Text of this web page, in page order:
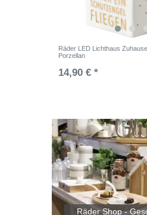
Räder LED Lichthaus
Porzellan
14,90 € *
Räder Shop -